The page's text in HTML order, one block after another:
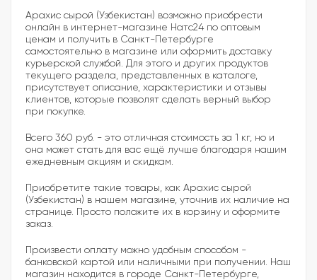
Арахис сырой (Узбекистан) возможно приобрести
онлайн в интернет-магазине Натс24 по оптовым
ценам и получить в Санкт-Петербурге
самостоятельно в магазине или оформить доставку
курьерской службой. Для этого и других продуктов
текущего раздела, представленных в каталоге,
присутствует описание, характеристики и отзывы
клиентов, которые позволят сделать верный выбор
при покупке.
Всего 360 руб. - это отличная стоимость за 1 кг, но и
она может стать для вас ещё лучше благодаря нашим
ежедневным акциям и скидкам.
Приобретите такие товары, как Арахис сырой
(Узбекистан) в нашем магазине, уточнив их наличие на
странице. Просто положите их в корзину и оформите
заказ.
Произвести оплату можно удобным способом -
банковской картой или наличными при получении. Наш
магазин находится в городе Санкт-Петербурге,